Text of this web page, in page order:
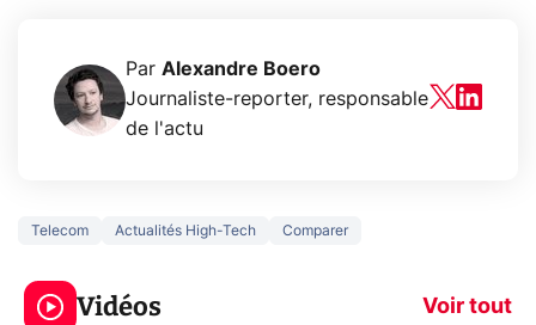
Par Alexandre Boero
Journaliste-reporter, responsable
de l'actu
Telecom Actualités High-Tech Comparer
Vidéos Voir tout
3 écrans en 1 pour
319€ ? Voici L'AOC
CQ32G4ZA !
prochaine